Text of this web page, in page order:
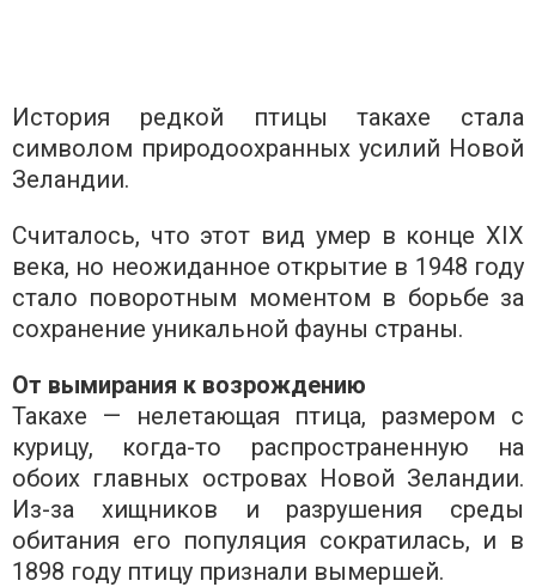
История редкой птицы такахе стала
символом природоохранных усилий Новой
Зеландии.
Считалось, что этот вид умер в конце XIX
века, но неожиданное открытие в 1948 году
стало поворотным моментом в борьбе за
сохранение уникальной фауны страны.
От вымирания к возрождению
Такахе — нелетающая птица, размером с
курицу, когда-то распространенную на
обоих главных островах Новой Зеландии.
Из-за хищников и разрушения среды
обитания его популяция сократилась, и в
1898 году птицу признали вымершей.